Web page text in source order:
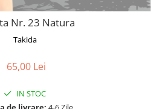
Nr. 23 Natura
Takida
65,00 Lei
IN STOC